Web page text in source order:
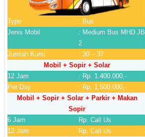
Type
: Bus
Jenis Mobil
: Medium Bus MHD JB
2
Jumlah Kursi
: 30 – 37
Mobil + Sopir + Solar
12 Jam
: Rp. 1.400.000,-
Per Day
: Rp. 1.500.000,-
Mobil + Sopir + Solar + Parkir + Makan
Sopir
6 Jam
Rp. Call Us
12 Jam
Rp. Call Us